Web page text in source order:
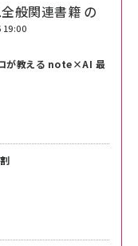
全般関連書籍 の
19:00
が教える note×AI 最